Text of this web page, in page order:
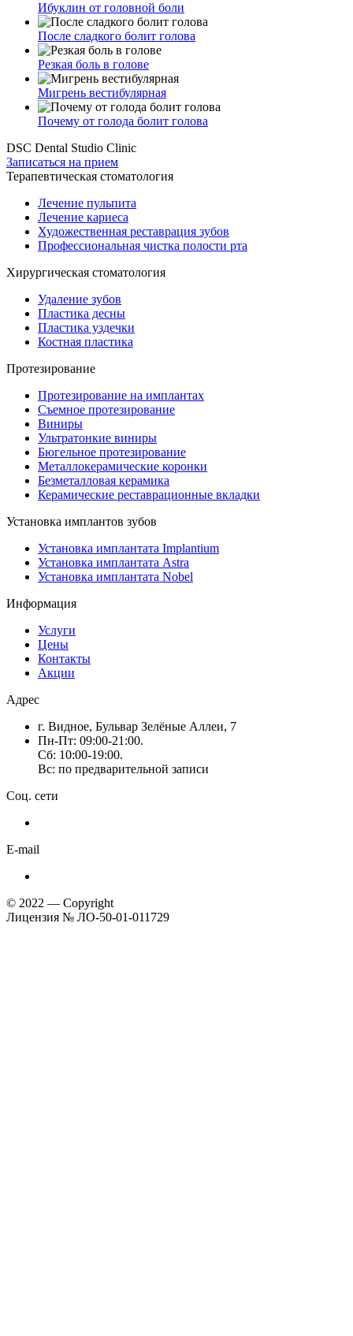
Ибуклин от головной боли
После сладкого болит голова
Резкая боль в голове
Мигрень вестибулярная
Почему от голода болит голова
DSC Dental Studio Clinic
Записаться на прием
Терапевтическая стоматология
Лечение пульпита
Лечение кариеса
Художественная реставрация зубов
Профессиональная чистка полости рта
Хирургическая стоматология
Удаление зубов
Пластика десны
Пластика уздечки
Костная пластика
Протезирование
Протезирование на имплантах
Съемное протезирование
Виниры
Ультратонкие виниры
Бюгельное протезирование
Металлокерамические коронки
Безметалловая керамика
Керамические реставрационные вкладки
Установка имплантов зубов
Установка имплантата Implantium
Установка имплантата Astra
Установка имплантата Nobel
Информация
Услуги
Цены
Контакты
Акции
Адрес
г. Видное, Бульвар Зелёные Аллеи, 7
Пн-Пт: 09:00-21:00.
Сб: 10:00-19:00.
Вс: по предварительной записи
Соц. сети
E-mail
© 2022 — Copyright
Лицензия № ЛО-50-01-011729